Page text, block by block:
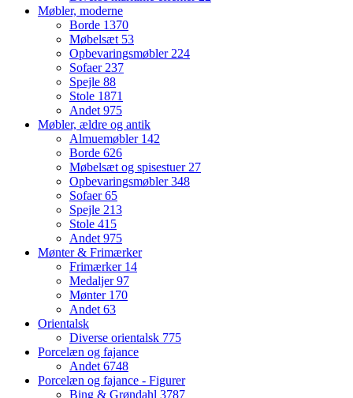
Møbler, moderne
Borde 1370
Møbelsæt 53
Opbevaringsmøbler 224
Sofaer 237
Spejle 88
Stole 1871
Andet 975
Møbler, ældre og antik
Almuemøbler 142
Borde 626
Møbelsæt og spisestuer 27
Opbevaringsmøbler348
Sofaer65
Spejle 213
Stole 415
Andet 975
Mønter & Frimærker
Frimærker 14
Medaljer97
Mønter 170
Andet 63
Orientalsk
Diverse orientalsk 775
Porcelæn og fajance
Andet 6748
Porcelæn og fajance - Figurer
Bing & Grøndahl 3787